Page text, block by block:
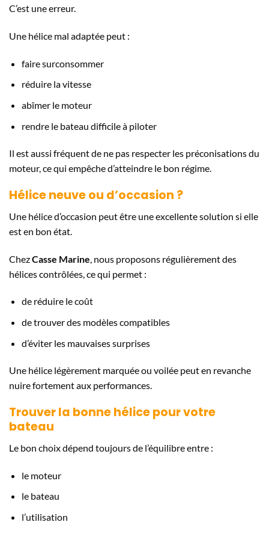
C’est une erreur.
Une hélice mal adaptée peut :
faire surconsommer
réduire la vitesse
abîmer le moteur
rendre le bateau difficile à piloter
Il est aussi fréquent de ne pas respecter les préconisations du
moteur, ce qui empêche d’atteindre le bon régime.
Hélice neuve ou d’occasion ?
Une hélice d’occasion peut être une excellente solution si elle
est en bon état.
ChezCasse Marine , nous proposons régulièrement des
hélices contrôlées, ce qui permet :
de réduire le coût
de trouver des modèles compatibles
d’éviter les mauvaises surprises
Une hélice légèrement marquée ou voilée peut en revanche
nuire fortement aux performances.
Trouver la bonne hélice pour votre
bateau
Le bon choix dépend toujours de l’équilibre entre :
le moteur
le bateau
l’utilisation